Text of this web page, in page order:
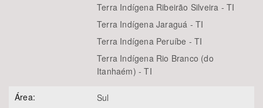
Terra Indígena Ribeirão Silveira - TI
Terra Indígena Jaraguá - TI
Terra Indígena Peruíbe - TI
Terra Indígena Rio Branco (do
Itanhaém) - TI
Área: Sul